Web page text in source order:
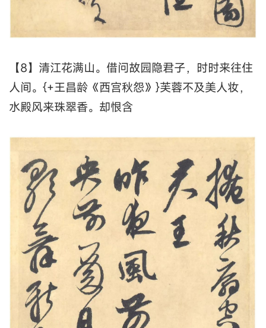
【8】清江花满山。借问故园隐君子，时时来往住
人间。{+王昌龄《西宫秋怨》}芙蓉不及美人妆，
水殿风来珠翠香。却恨含